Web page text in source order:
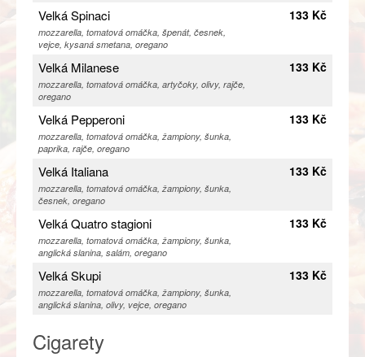
Velká Spinaci
mozzarella, tomatová omáčka, špenát, česnek,
vejce, kysaná smetana, oregano
133 Kč
Velká Milanese
mozzarella, tomatová omáčka, artyčoky, olivy, rajče,
oregano
133 Kč
Velká Pepperoni
mozzarella, tomatová omáčka, žampiony, šunka,
paprika, rajče, oregano
133 Kč
Velká Italiana
mozzarella, tomatová omáčka, žampiony, šunka,
česnek, oregano
133 Kč
Velká Quatro stagioni
mozzarella, tomatová omáčka, žampiony, šunka,
anglická slanina, salám, oregano
133 Kč
Velká Skupi
mozzarella, tomatová omáčka, žampiony, šunka,
anglická slanina, olivy, vejce, oregano
133 Kč
Cigarety